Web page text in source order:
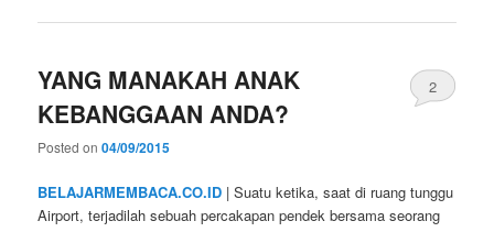
YANG MANAKAH ANAK
KEBANGGAAN ANDA?
Posted on04/09/2015
2
BELAJARMEMBACA.CO.ID | Suatu ketika, saat di ruang tunggu
Airport, terjadilah sebuah percakapan pendek bersama seorang